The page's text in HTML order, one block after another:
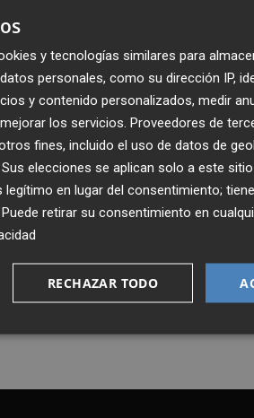
la actualidad de
en tu correo
y tecnologías similares para
personales, como su dirección IP,
y contenido personalizados, medir
los servicios. Proveedores de
fines, incluido el uso de datos de
elecciones se aplican solo a este
en lugar del consentimiento;
. Puede retirar su consentimiento en
RECHAZAR TODO